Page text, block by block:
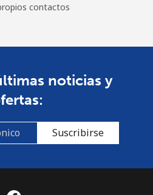
contactos
noticias y
Suscribirse